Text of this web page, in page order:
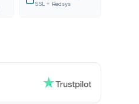
SSL + Redsys